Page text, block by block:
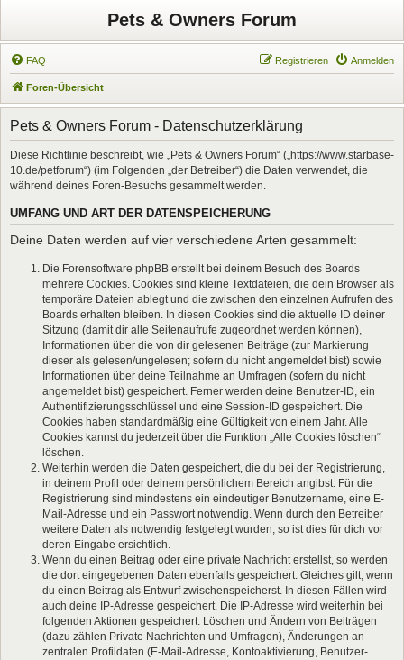
Pets & Owners Forum
FAQ Anmelden
Registrieren
Foren-Übersicht
Pets & Owners Forum - Datenschutzerklärung
Diese Richtlinie beschreibt, wie „Pets & Owners Forum“ („https://www.starbase-
10.de/petforum“) (im Folgenden „der Betreiber“) die Daten verwendet, die
während deines Foren-Besuchs gesammelt werden.
UMFANG UND ART DER DATENSPEICHERUNG
Deine Daten werden auf vier verschiedene Arten gesammelt:
Die Forensoftware phpBB erstellt bei deinem Besuch des Boards
mehrere Cookies. Cookies sind kleine Textdateien, die dein Browser als
temporäre Dateien ablegt und die zwischen den einzelnen Aufrufen des
Boards erhalten bleiben. In diesen Cookies sind die aktuelle ID deiner
Sitzung (damit dir alle Seitenaufrufe zugeordnet werden können),
Informationen über die von dir gelesenen Beiträge (zur Markierung
dieser als gelesen/ungelesen; sofern du nicht angemeldet bist) sowie
Informationen über deine Teilnahme an Umfragen (sofern du nicht
angemeldet bist) gespeichert. Ferner werden deine Benutzer-ID, ein
Authentifizierungsschlüssel und eine Session-ID gespeichert. Die
Cookies haben standardmäßig eine Gültigkeit von einem Jahr. Alle
Cookies kannst du jederzeit über die Funktion „Alle Cookies löschen“
löschen.
Weiterhin werden die Daten gespeichert, die du bei der Registrierung,
in deinem Profil oder deinem persönlichem Bereich angibst. Für die
Registrierung sind mindestens ein eindeutiger Benutzername, eine E-
Mail-Adresse und ein Passwort notwendig. Wenn durch den Betreiber
weitere Daten als notwendig festgelegt wurden, so ist dies für dich vor
deren Eingabe ersichtlich.
Wenn du einen Beitrag oder eine private Nachricht erstellst, so werden
die dort eingegebenen Daten ebenfalls gespeichert. Gleiches gilt, wenn
du einen Beitrag als Entwurf zwischenspeicherst. In diesen Fällen wird
auch deine IP-Adresse gespeichert. Die IP-Adresse wird weiterhin bei
folgenden Aktionen gespeichert: Löschen und Ändern von Beiträgen
(dazu zählen Private Nachrichten und Umfragen), Änderungen an
zentralen Profildaten (E-Mail-Adresse, Kontoaktivierung, Benutzer-